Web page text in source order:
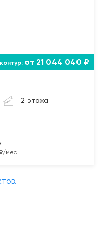
от 21 044 040 ₽
2 этажа
₽/мес.